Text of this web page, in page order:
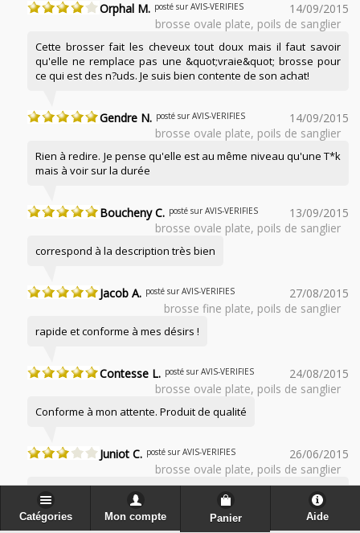
Orphal M. posté sur AVIS-VERIFIES
14/09/2015
brosse ovale plate, poils de sanglier
Cette brosser fait les cheveux tout doux mais il faut savoir
qu'elle ne remplace pas une &quot;vraie&quot; brosse pour
ce qui est des n?uds. Je suis bien contente de son achat!
Gendre N. posté sur AVIS-VERIFIES
14/09/2015
brosse ovale plate, poils de sanglier
Rien à redire. Je pense qu'elle est au même niveau qu'une T*k
mais à voir sur la durée
Boucheny C. posté sur AVIS-VERIFIES
13/09/2015
brosse ovale plate, poils de sanglier
correspond à la description très bien
Jacob A. posté sur AVIS-VERIFIES
27/08/2015
brosse fine plate, poils de sanglier
rapide et conforme à mes désirs !
Contesse L. posté sur AVIS-VERIFIES
24/08/2015
brosse ovale plate, poils de sanglier
Conforme à mon attente. Produit de qualité
Juniot C. posté sur AVIS-VERIFIES
26/06/2015
brosse ovale plate, poils de sanglier
Un peu déçue par la taille des poils de sanglier (un peu courts)
et par l'électricité statique produite. Mais un produit de très
bonne qualité.
Catégories Mon compte Panier Aide